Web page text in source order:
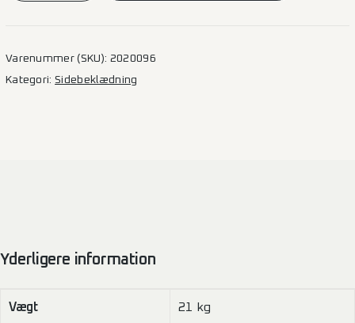
(F)
Varenummer (SKU): 2020096
Kategori:Sidebeklædning
Yderligere information
Vægt 21 kg